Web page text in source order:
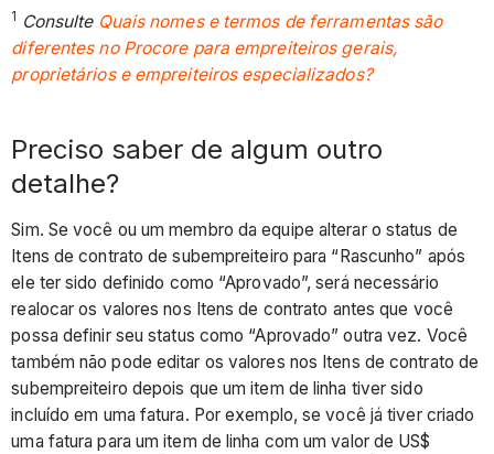
1 Consulte Quais nomes e termos de ferramentas são
diferentes no Procore para empreiteiros gerais,
proprietários e empreiteiros especializados?
Preciso saber de algum outro
detalhe?
Sim. Se você ou um membro da equipe alterar o status de
Itens de contrato de subempreiteiro para “Rascunho” após
ele ter sido definido como “Aprovado”, será necessário
realocar os valores nos Itens de contrato antes que você
possa definir seu status como “Aprovado” outra vez. Você
também não pode editar os valores nos Itens de contrato de
subempreiteiro depois que um item de linha tiver sido
incluído em uma fatura. Por exemplo, se você já tiver criado
uma fatura para um item de linha com um valor de US$